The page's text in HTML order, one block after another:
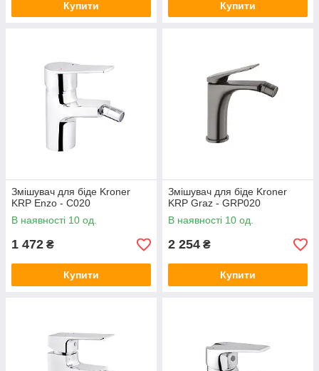
Купити Купити
Змішувач для біде Kroner
KRP Enzo - C020
В наявності 10 од.
1 472 ₴
Купити
Змішувач для біде Kroner
KRP Graz - GRP020
В наявності 10 од.
2 254 ₴
Купити